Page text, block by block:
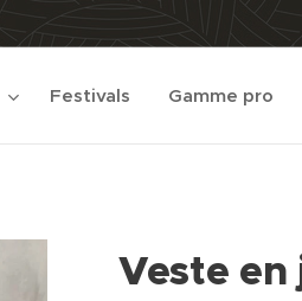
Festivals Gamme pro
Veste en